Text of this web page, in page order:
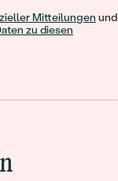
Mitteilungen und
zu diesen